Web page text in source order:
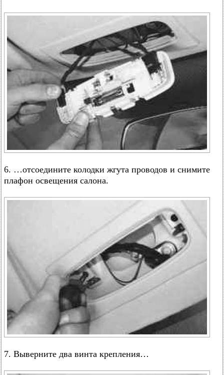
6. …отсоедините колодки жгута проводов и снимите
плафон освещения салона.
7. Выверните два винта крепления…